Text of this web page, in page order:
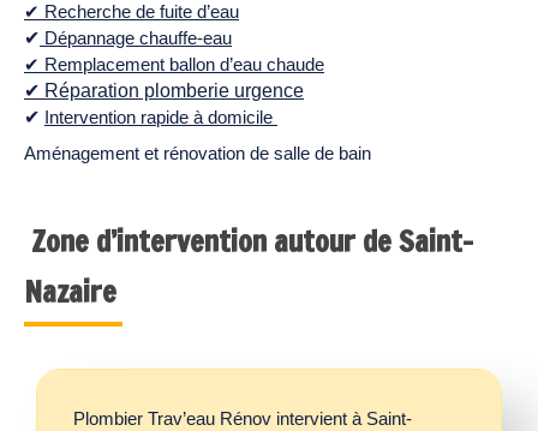
✔ Recherche de fuite d’eau
✔ Dépannage chauffe-eau
✔ Remplacement ballon d’eau chaude
✔ Réparation plomberie urgence
✔ Intervention rapide à domicile
Aménagement et rénovation de salle de bain
Zone d’intervention autour de Saint-
Nazaire
Plombier Trav’eau Rénov intervient à Saint-